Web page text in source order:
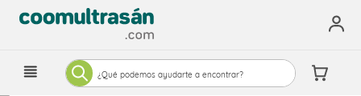
¿Qué podemos ayudarte a encontrar?